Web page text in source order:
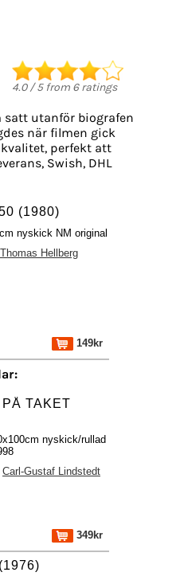
4.0/5from 6ratings
satt utanför biografen
när filmen gick
perfekt att
Swish, DHL
(1980)
nyskick NM original
Thomas Hellberg
149kr
TAKET
nyskick/rullad
Carl-Gustaf Lindstedt
349kr